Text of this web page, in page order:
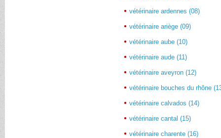
vétérinaire ardennes (08)
vétérinaire ariège (09)
vétérinaire aube (10)
vétérinaire aude (11)
vétérinaire aveyron (12)
vétérinaire bouches du rhône
vétérinaire calvados (14)
vétérinaire cantal (15)
vétérinaire charente (16)